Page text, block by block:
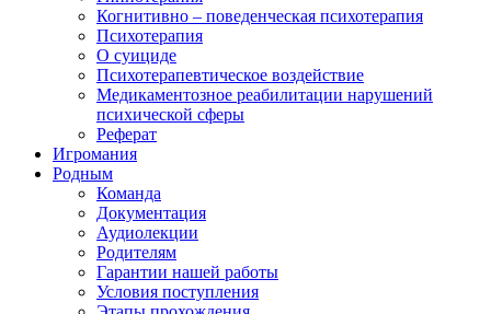
Когнитивно – поведенческая психотерапия
Психотерапия
О суициде
Психотерапевтическое воздействие
Медикаментозное реабилитации нарушений
психической сферы
Реферат
Игромания
Родным
Команда
Документация
Аудиолекции
Родителям
Гарантии нашей работы
Условия поступления